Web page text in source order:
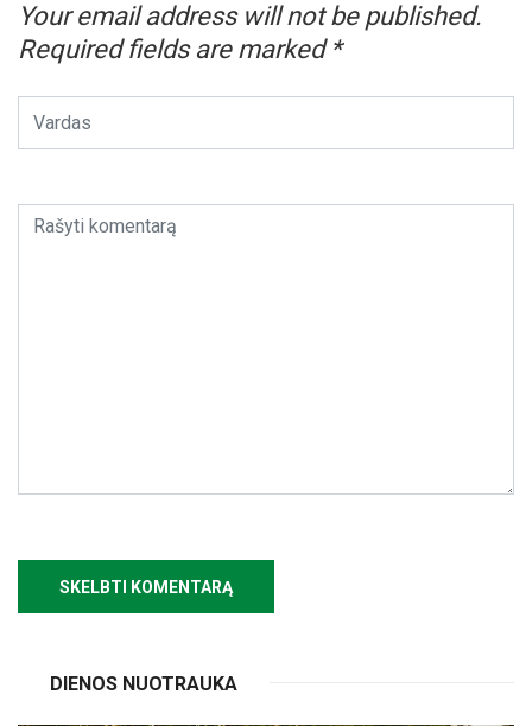
Your email address will not be published.
Required fields are marked *
DIENOS NUOTRAUKA